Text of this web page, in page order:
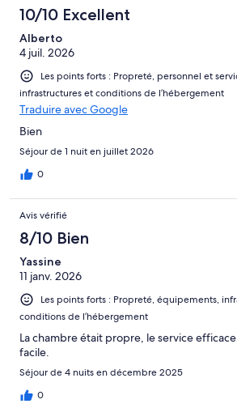
10/10 Excellent
Alberto
4 juil. 2026
Les points forts : Propreté, personnel et
infrastructures et conditions de l’hébergement
Traduire avec Google
Bien
Séjour de 1 nuit en juillet 2026
0
Avis vérifié
8/10 Bien
Yassine
11 janv. 2026
Les points forts : Propreté, équipements,
conditions de l’hébergement
La chambre était propre, le service
facile.
Séjour de 4 nuits en décembre 2025
0